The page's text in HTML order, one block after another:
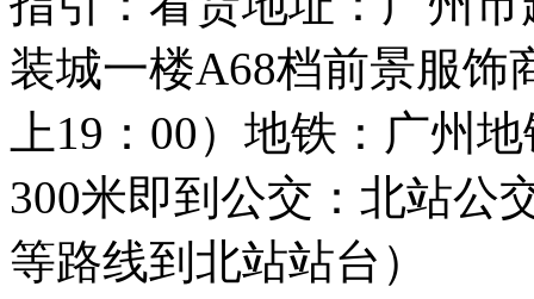
装城一楼A68档前景服
上19：00）地铁：广州
300米即到公交：北站公
等路线到北站站台）